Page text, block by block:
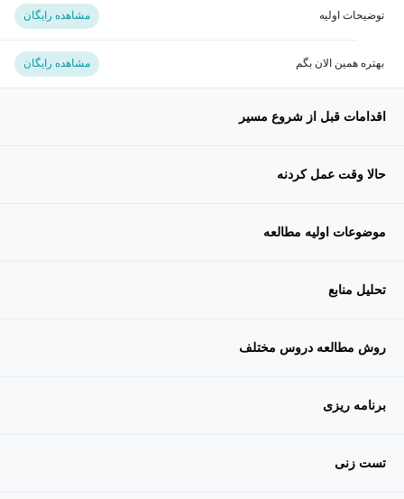
توضیحات اولیه مشاهده رایگان
بهتره همین الان بگم مشاهده رایگان
اقدامات قبل از شروع مسیر
حالا وقت عمل کردنه
موضوعات اولیه مطالعه
تحلیل منابع
روش مطالعه دروس مختلف
برنامه ریزی
تست زنی